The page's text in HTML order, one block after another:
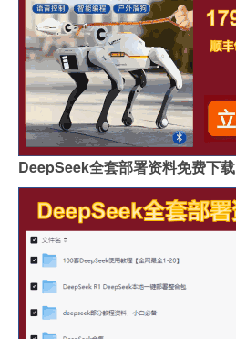
DeepSeek全套部署资料免费下载